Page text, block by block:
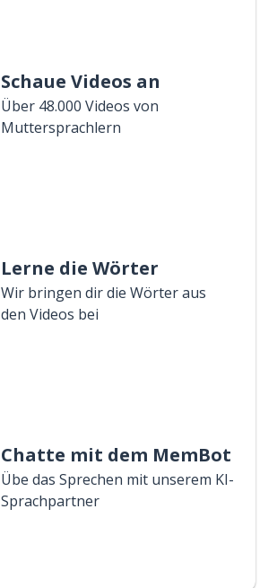
Schaue Videos an
Über 48.000 Videos von
Muttersprachlern
Lerne die Wörter
Wir bringen dir die Wörter aus
den Videos bei
Chatte mit dem MemBot
Übe das Sprechen mit unserem KI-
Sprachpartner